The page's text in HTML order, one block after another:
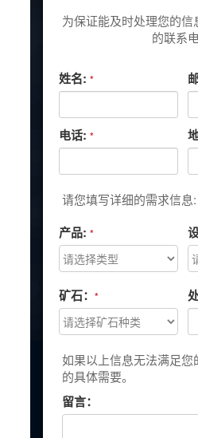
为保证能及时处理您的
的联系电
姓名: *
电话: *
请您填写详细的需求信息:
产品: *
矿石： *
如果以上信息无法满足
的具体需要。
留言：